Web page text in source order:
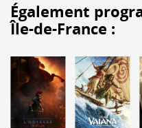
Également
Île-de-France :